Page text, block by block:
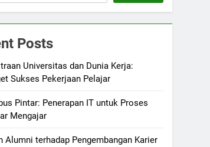
Posts
Universitas dan Dunia Kerja:
Sukses Pekerjaan Pelajar
Pintar: Penerapan IT untuk Proses
Mengajar
Alumni terhadap Pengembangan Karier